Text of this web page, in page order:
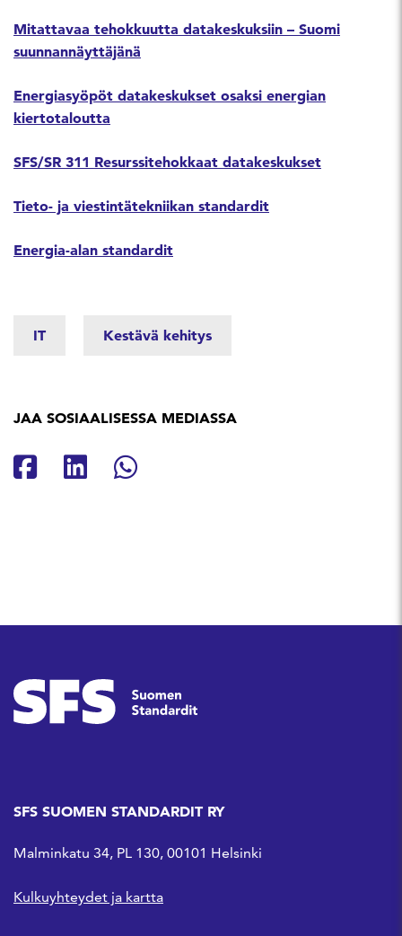
Mitattavaa tehokkuutta datakeskuksiin – Suomi
suunnannäyttäjänä
Energiasyöpöt datakeskukset osaksi energian
kiertotaloutta
SFS/SR 311 Resurssitehokkaat datakeskukset
Tieto- ja viestintätekniikan standardit
Energia-alan standardit
IT Kestävä kehitys
JAA SOSIAALISESSA MEDIASSA
Jaa Facebookissa
Jaa Linkedinissä
Jaa Whatsappissa
SFS SUOMEN STANDARDIT RY
Malminkatu 34, PL 130, 00101 Helsinki
Kulkuyhteydet ja kartta